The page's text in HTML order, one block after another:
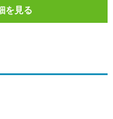
を見る